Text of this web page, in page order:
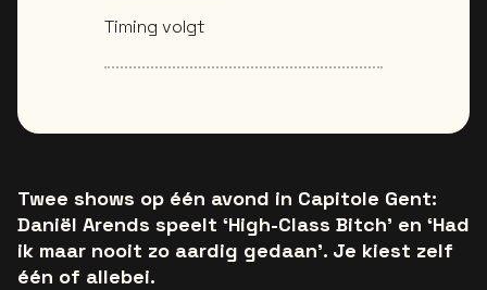
Twee shows op één avond in Capitole Gent:
Daniël Arends speelt ‘High-Class Bitch’ en ‘Had
ik maar nooit zo aardig gedaan’. Je kiest zelf
één of allebei.
Timing volgt